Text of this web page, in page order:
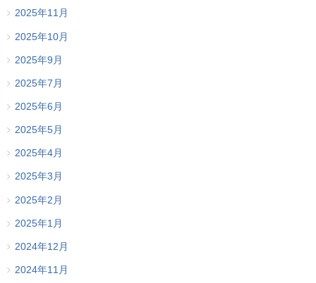
2025年11月
2025年10月
2025年9月
2025年7月
2025年6月
2025年5月
2025年4月
2025年3月
2025年2月
2025年1月
2024年12月
2024年11月